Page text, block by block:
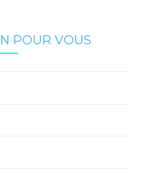
POUR VOUS